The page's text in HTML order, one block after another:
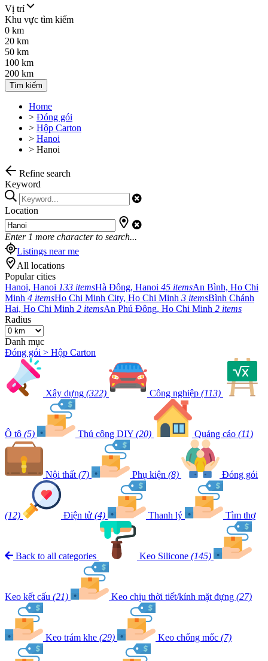
Vị trí
Khu vực tìm kiếm
0 km
20 km
50 km
100 km
200 km
Tìm kiếm
Home
> Đóng gói
> Hộp Carton
> Hanoi
> Hanoi
Refine search
Keyword
Location
Enter 1 more character to search...
Listings near me
All locations
Popular cities
Hanoi, Hanoi 133 itemsHà Đông, Hanoi 45 itemsAn Bình, Ho Chi
Minh 4 itemsHo Chi Minh City, Ho Chi Minh 3 itemsBình Chánh
Hai, Ho Chi Minh 2 itemsAn Phú Đông, Ho Chi Minh 2 items
Radius
Danh mục
Đóng gói > Hộp Carton
Xây dựng (322) Công nghiệp (113)
Ô tô (5) Thủ công DIY (20) Quảng cáo (11)
Nội thất (7) Phụ kiện (8) Đóng gói
(12) Điện tử (4) Thanh lý Tìm thợ
Back to all categories Keo Silicone (145)
Keo kết cấu (21) Keo chịu thời tiết/kính mặt đựng (27)
Keo trám khe (29) Keo chống mốc (7)